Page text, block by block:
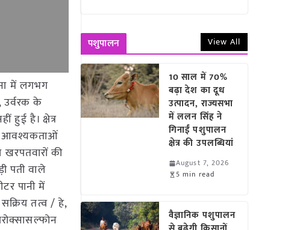
में लगभग
के
हुई है। क्षेत्र
आवश्यकताओं
की
पती वाले
पानी में
तत्व / हे,
पशुपालन View All
10 साल में 70%
बढ़ा देश का दूध
उत्पादन, राज्यसभा
में ललन सिंह ने
गिनाईं पशुपालन
क्षेत्र की उपलब्धियां
August 7, 2026
5 min read
वैज्ञानिक पशुपालन